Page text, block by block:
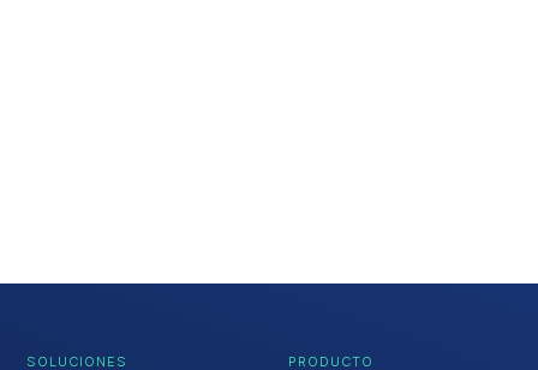
SOLUCIONES PRODUCTO